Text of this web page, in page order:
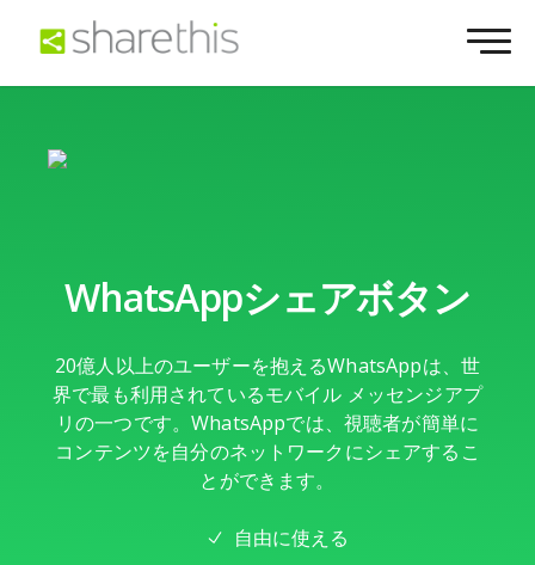
WhatsAppシェアボタン
20億人以上のユーザーを抱えるWhatsAppは、世
界で最も利用されているモバイル メッセンジアプ
リの一つです。WhatsAppでは、視聴者が簡単に
コンテンツを自分のネットワークにシェアするこ
とができます。
自由に使える